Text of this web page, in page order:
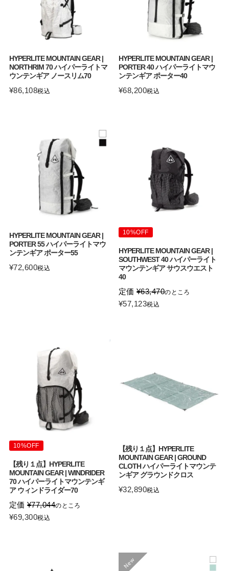
HYPERLITE MOUNTAIN GEAR |
NORTHRIM 70 ハイパーライトマ
ウンテンギア ノースリム70
¥86,108税込
HYPERLITE MOUNTAIN GEAR |
PORTER 40 ハイパーライトマウ
ンテンギア ポーター40
¥68,200税込
HYPERLITE MOUNTAIN GEAR |
PORTER 55 ハイパーライトマウ
ンテンギア ポーター55
¥72,600税込
10%OFF
HYPERLITE MOUNTAIN GEAR |
SOUTHWEST 40 ハイパーライト
マウンテンギア サウスウエスト
40
定価 ¥63,470のところ
¥57,123税込
10%OFF
【残り１点】HYPERLITE
MOUNTAIN GEAR | WINDRIDER
70 ハイパーライトマウンテンギ
ア ウィンドライダー70
定価 ¥77,044のところ
¥69,300税込
【残り１点】HYPERLITE
MOUNTAIN GEAR | GROUND
CLOTH ハイパーライトマウンテ
ンギア グラウンドクロス
¥32,890税込